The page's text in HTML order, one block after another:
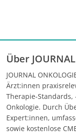
Über
JOURNAL
Ärzt:innen
Therapie-
Onkologie. Durch
Expert:innen,
sowie kostenlose